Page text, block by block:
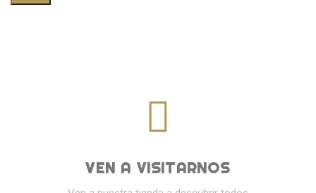
VEN A VISITARNOS